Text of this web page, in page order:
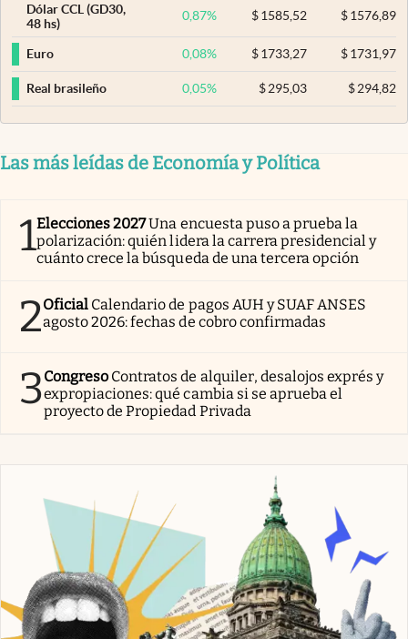
Dólar CCL (GD30,
48 hs)
0,87% $ 1585,52 $1576,89
Euro 0,08% $ 1733,27 $1731,97
Real brasileño 0,05% $ 295,03 $294,82
Las más leídas de Economía y Política
1Elecciones 2027Una encuesta puso a prueba la
polarización: quién lidera la carrera presidencial y
cuánto crece la búsqueda de una tercera opción
2Oficial Calendario de pagos AUH y SUAF ANSES
agosto 2026: fechas de cobro confirmadas
3Congreso Contratos de alquiler, desalojos exprés y
expropiaciones: qué cambia si se aprueba el
proyecto de Propiedad Privada